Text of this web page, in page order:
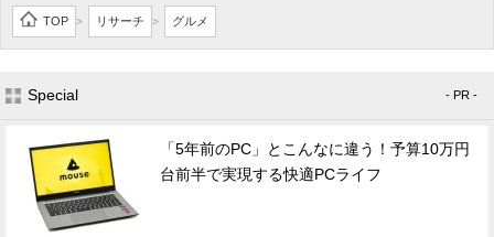
TOP > リサーチ > グルメ
Special - PR -
「5年前のPC」とこんなに違う！予算10万円
台前半で実現する快適PCライフ